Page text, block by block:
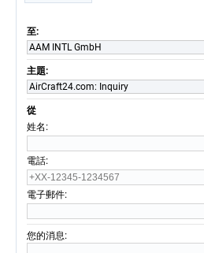
至:
AAM INTL GmbH
主題:
AirCraft24.com: Inquiry
從
姓名 :
電話:
電子郵件:
您的消息: